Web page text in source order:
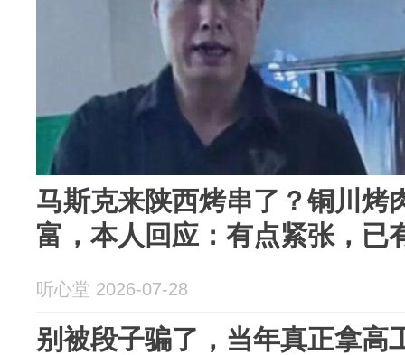
马斯克来陕西烤串了？铜川烤
富，本人回应：有点紧张，已
听心堂 2026-07-28
别被段子骗了，当年真正拿高